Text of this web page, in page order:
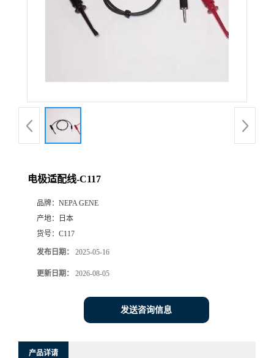
电极适配线-C117
品牌： NEPA GENE
产地：
日本
货号： C117
发布日期： 2025-05-16
更新日期： 2026-08-05
发送咨询信息
产品详请